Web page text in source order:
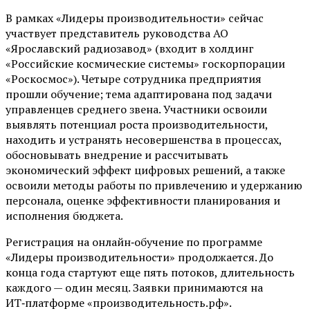
В рамках «Лидеры производительности» сейчас
участвует представитель руководства АО
«Ярославский радиозавод» (входит в холдинг
«Российские космические системы» госкорпорации
«Роскосмос»). Четыре сотрудника предприятия
прошли обучение; тема адаптирована под задачи
управленцев среднего звена. Участники освоили
выявлять потенциал роста производительности,
находить и устранять несовершенства в процессах,
обосновывать внедрение и рассчитывать
экономический эффект цифровых решений, а также
освоили методы работы по привлечению и удержанию
персонала, оценке эффективности планирования и
исполнения бюджета.
Регистрация на онлайн‑обучение по программе
«Лидеры производительности» продолжается. До
конца года стартуют еще пять потоков, длительность
каждого — один месяц. Заявки принимаются на
ИТ‑платформе «производительность.рф».